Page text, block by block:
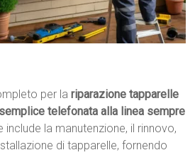
per lariparazione tapparelle
telefonata alla linea sempre
include la manutenzione, il rinnovo,
di tapparelle, fornendo